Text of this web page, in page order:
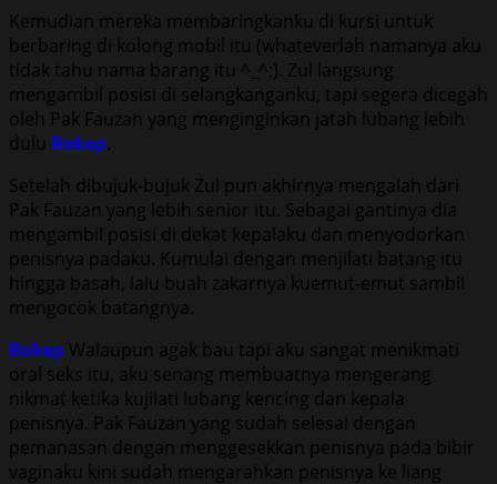
Kemudian mereka membaringkanku di kursi untuk
berbaring di kolong mobil itu (whateverlah namanya aku
tidak tahu nama barang itu ^_^;). Zul langsung
mengambil posisi di selangkanganku, tapi segera dicegah
oleh Pak Fauzan yang menginginkan jatah lubang lebih
dulu Bokep.
Setelah dibujuk-bujuk Zul pun akhirnya mengalah dari
Pak Fauzan yang lebih senior itu. Sebagai gantinya dia
mengambil posisi di dekat kepalaku dan menyodorkan
penisnya padaku. Kumulai dengan menjilati batang itu
hingga basah, lalu buah zakarnya kuemut-emut sambil
mengocok batangnya.
Bokep Walaupun agak bau tapi aku sangat menikmati
oral seks itu, aku senang membuatnya mengerang
nikmat ketika kujilati lubang kencing dan kepala
penisnya. Pak Fauzan yang sudah selesai dengan
pemanasan dengan menggesekkan penisnya pada bibir
vaginaku kini sudah mengarahkan penisnya ke liang